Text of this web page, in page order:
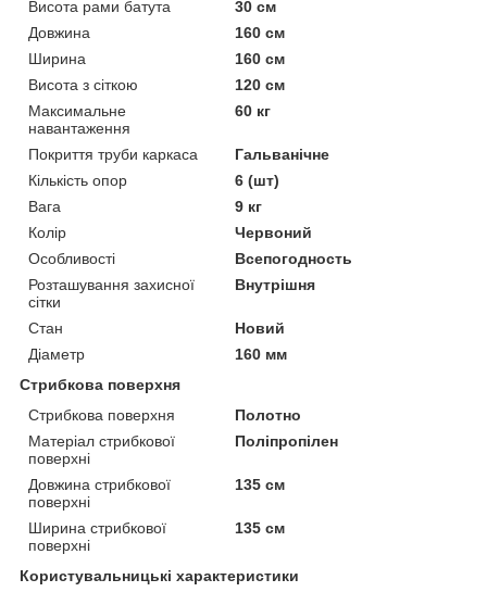
Висота рами батута
30 см
Довжина
160 см
Ширина
160 см
Висота з сіткою
120 см
Максимальне
навантаження
60 кг
Покриття труби каркаса
Гальванічне
Кількість опор
6 (шт)
Вага
9 кг
Колір
Червоний
Особливості
Всепогодность
Розташування захисної
сітки
Внутрішня
Стан
Новий
Діаметр
160 мм
Стрибкова поверхня
Стрибкова поверхня
Полотно
Матеріал стрибкової
поверхні
Поліпропілен
Довжина стрибкової
поверхні
135 см
Ширина стрибкової
поверхні
135 см
Користувальницькі характеристики